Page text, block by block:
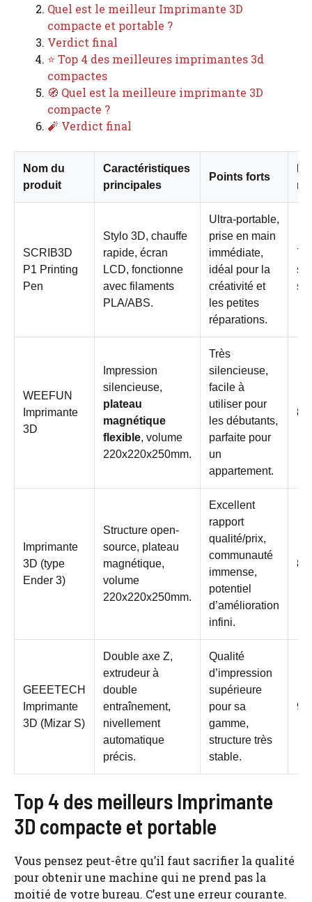
Quel est le meilleur Imprimante 3D
compacte et portable ?
Verdict final
⭐ Top 4 des meilleures imprimantes 3d
compactes
🧭 Quel est la meilleure imprimante 3D
compacte ?
🧨 Verdict final
Nom du
produit
Caractéristiques
principales
Points forts
SCRIB3D
P1 Printing
Pen
Stylo 3D, chauffe
rapide, écran
LCD, fonctionne
avec filaments
PLA/ABS.
Ultra-portable,
prise en main
immédiate,
idéal pour la
créativité et
les petites
réparations.
7/
WEEFUN
Imprimante
3D
Impression
silencieuse,
plateau
magnétique
flexible, volume
220x220x250mm.
Très
silencieuse,
facile à
utiliser pour
les débutants,
parfaite pour
un
appartement.
8/
Imprimante
3D (type
Ender 3)
Structure open-
source, plateau
magnétique,
volume
220x220x250mm.
Excellent
rapport
qualité/prix,
communauté
immense,
potentiel
d’amélioration
infini.
GEEETECH
Imprimante
3D (Mizar S)
Double axe Z,
extrudeur à
double
entraînement,
nivellement
automatique
précis.
Qualité
d’impression
supérieure
pour sa
gamme,
structure très
stable.
9/
Top 4 des meilleurs Imprimante
3D compacte et portable
Vous pensez peut-être qu’il faut sacrifier la qualité
pour obtenir une machine qui ne prend pas la
moitié de votre bureau. C’est une erreur courante.